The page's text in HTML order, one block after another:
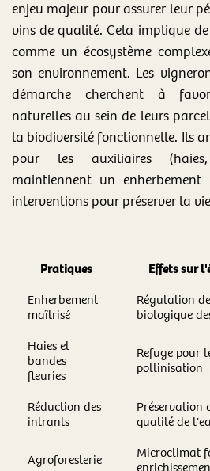
enjeu majeur pour assurer leur
vins de qualité. Cela implique
comme un écosystème
son environnement. Les
démarche cherchent à
naturelles au sein de leurs
la biodiversité fonctionnelle. Ils
pour les auxiliaires
maintiennent un
interventions pour préserver la
Pratiques Effets sur
Enherbement
maîtrisé
Régulation
biologique
Haies et
bandes
fleuries
Refuge pour
pollinisation
Réduction des
intrants
Préservation
qualité de
Agroforesterie
Microclimat